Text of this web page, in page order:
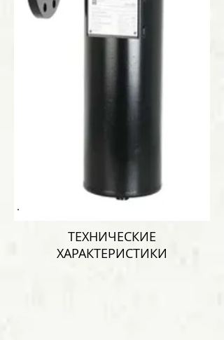
ТЕХНИЧЕСКИЕ
ХАРАКТЕРИСТИКИ